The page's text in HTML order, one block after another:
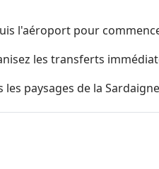
l'aéroport pour
les transferts
paysages de la